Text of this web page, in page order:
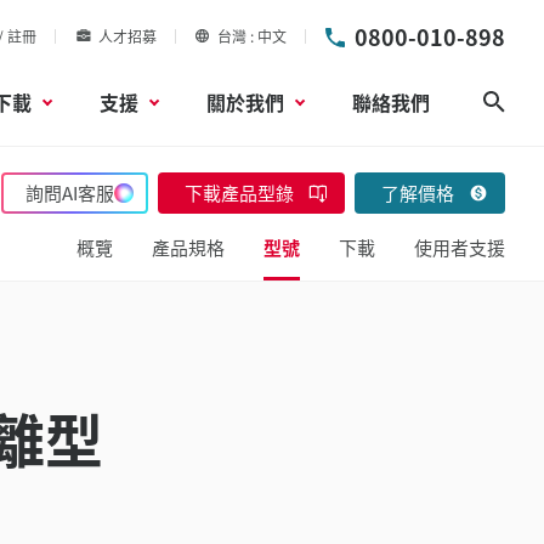
註冊 人才招募 台灣 中文 0800-010-898
載 支援 關於我們 聯絡我們
詢問AI客服 下載產品型錄 了解價格
概覽 產品規格 型號 下載 使用者支援
型